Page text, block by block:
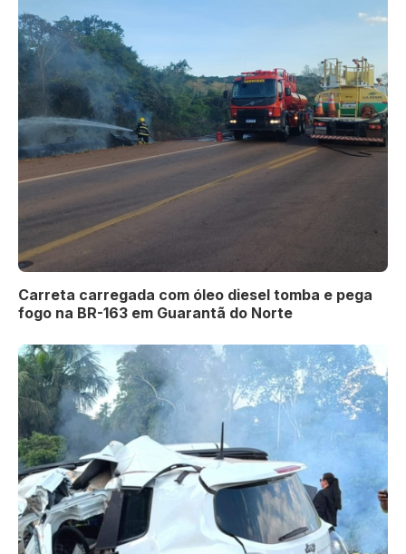
Carreta carregada com óleo diesel tomba e pega
fogo na BR-163 em Guarantã do Norte